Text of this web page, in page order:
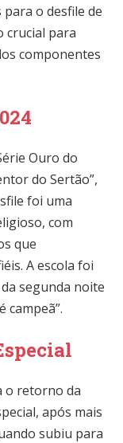
o desfile de
crucial para
componentes
Ouro do
do Sertão”,
foi uma
com
que
A escola foi
segunda noite
campeã”.
o retorno da
após mais
subiu para